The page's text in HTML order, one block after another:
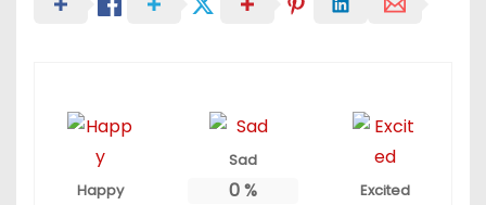
Happy
Sad
0% Excited